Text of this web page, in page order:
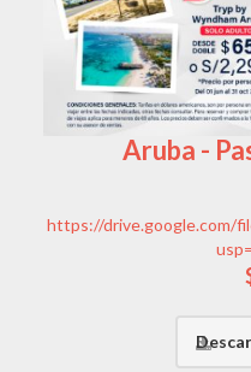
Aruba -
https://drive.google.com/